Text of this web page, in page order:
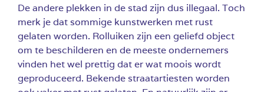
De andere plekken in de stad zijn dus illegaal. Toch
merk je dat sommige kunstwerken met rust
gelaten worden. Rolluiken zijn een geliefd object
om te beschilderen en de meeste ondernemers
vinden het wel prettig dat er wat moois wordt
geproduceerd. Bekende straatartiesten worden